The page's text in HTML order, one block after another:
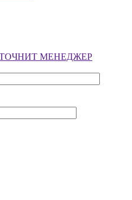
МЕНЕДЖЕР